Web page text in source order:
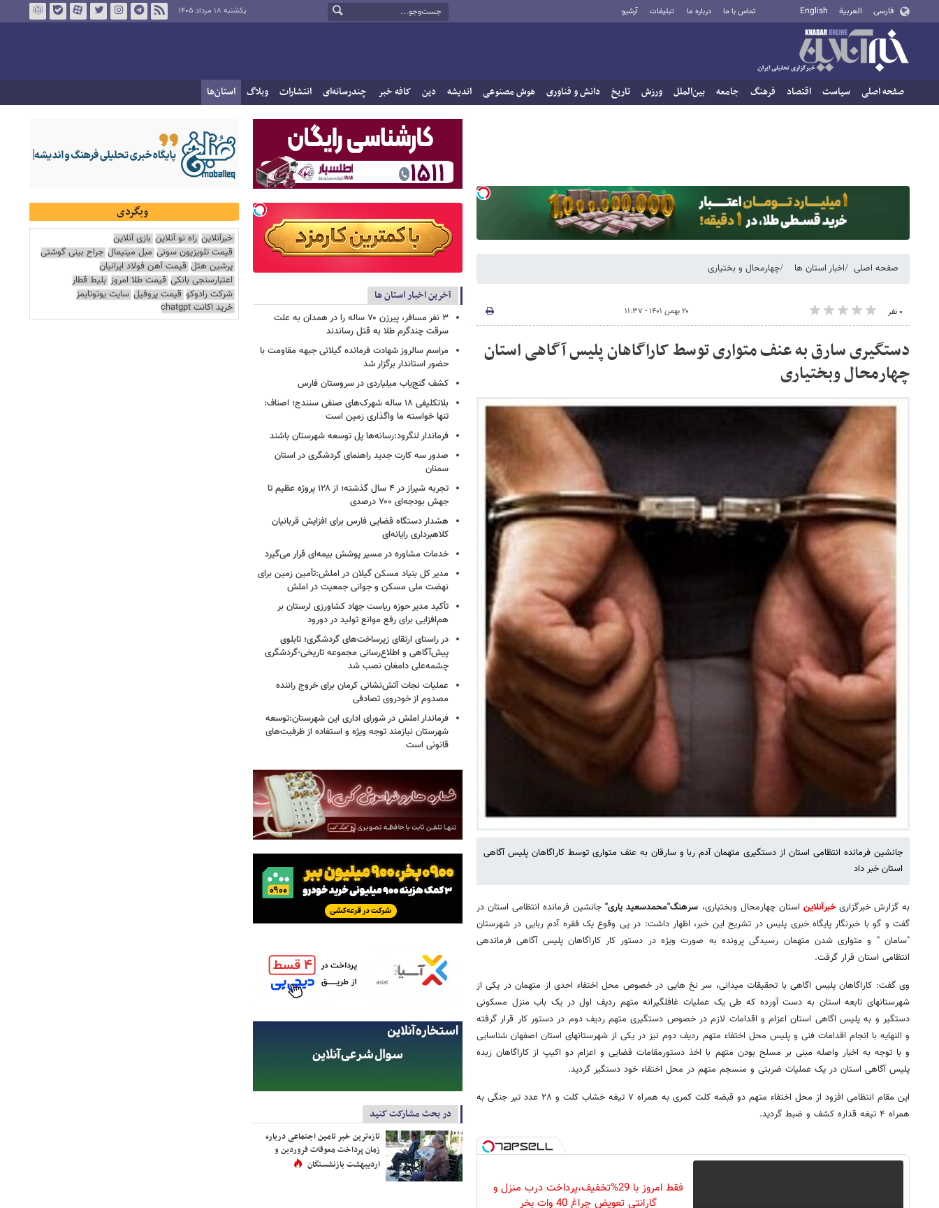
فارسی العربية English تماس با ما درباره ما تبلیغات آرشیو یکشنبه ۱۸ مرداد ۱۴۰۵
صفحه اصلی سیاست اقتصاد فرهنگ جامعه بین‌الملل ورزش تاریخ دانش و فناوری هوش مصنوعی اندیشه دین کافه خبر چندرسانه‌ای انتشارات وبلاگ استان‌ها
صفحه اصلی اخبار استان ها چهارمحال و بختیاری
۰ نفر ۲۰ بهمن ۱۴۰۱ - ۱۱:۳۷
دستگیری سارق به عنف متواری توسط کاراگاهان پلیس آگاهی استان
چهارمحال وبختیاری
جانشین فرمانده انتظامی استان از دستگیری متهمان آدم ربا و سارقان به عنف متواری توسط کاراگاهان پلیس آگاهی
استان خبر داد
به گزارش خبرگزاریخبرآنلاین استان چهارمحال وبختیاری، سرهنگ"محمدسعید یاری"جانشین فرمانده انتظامی استان در
گفت و گو با خبرنگار پایگاه خبری پلیس در تشریح این خبر، اظهار داشت: در پی وقوع یک فقره آدم ربایی در شهرستان
"سامان " و متواری شدن متهمان رسیدگی پرونده به صورت ویژه در دستور کار کاراگاهان پلیس آگاهی فرماندهی
انتظامی استان قرار گرفت.
وی گفت: کاراگاهان پلیس اگاهی با تحقیقات میدانی، سر نخ هایی در خصوص محل اختفاء احدی از متهمان در یکی از
شهرستانهای تابعه استان به دست آورده که طی یک عملیات غافلگیرانه متهم ردیف اول در یک باب منزل مسکونی
دستگیر و به پلیس اگاهی استان اعزام و اقدامات لازم در خصوص دستگیری متهم ردیف دوم در دستور کار قرار گرفته
و النهایه با انجام اقدامات فنی و پلیس محل اختفاء متهم ردیف دوم نیز در یکی از شهرستانهای استان اصفهان شناسایی
و با توجه به اخبار واصله مبنی بر مسلح بودن متهم با اخذ دستورمقامات قضایی و اعزام دو اکیپ از کاراگاهان زبده
پلیس آگاهی استان در یک عملیات ضربتی و منسجم متهم در محل اختفاء خود دستگیر گردید.
این مقام انتظامی افزود از محل اختفاء متهم دو قبضه کلت کمری به همراه ۷ تیغه خشاب کلت و ۲۸ عدد تیر جنگی به
همراه ۴ تیغه قداره کشف و ضبط گردید.
فقط امروز با 29%تخفیف،پرداخت درب منزل و
گارانتی تعویض چراغ 40 وات بخر
آخرین اخبار استان ها
۳ نفر مسافر، پیرزن ۷۰ ساله را در همدان به علت
سرقت چندگرم طلا به قتل رساندند
مراسم سالروز شهادت فرمانده گیلانی جبهه مقاومت با
حضور استاندار برگزار شد
کشف گنج‌یاب میلیاردی در سروستان فارس
بلاتکلیفی ۱۸ ساله شهرک‌های صنفی سنندج؛ اصناف:
تنها خواسته ما واگذاری زمین است
فرماندار لنگرود:رسانه‌ها پل توسعه شهرستان باشند
صدور سه کارت جدید راهنمای گردشگری در استان
سمنان
تجربه شیراز در ۴ سال گذشته؛ از ۱۲۸ پروژه عظیم تا
جهش بودجه‌ای ۷۰۰ درصدی
هشدار دستگاه قضایی فارس برای افزایش قربانیان
کلاهبرداری رایانه‌ای
خدمات مشاوره در مسیر پوشش بیمه‌ای قرار می‌گیرد
مدیر کل بنیاد مسکن گیلان در املش:تأمین زمین برای
نهضت ملی مسکن و جوانی جمعیت در املش
تأکید مدیر حوزه ریاست جهاد کشاورزی لرستان بر
هم‌افزایی برای رفع موانع تولید در دورود
در راستای ارتقای زیرساخت‌های گردشگری؛ تابلوی
پیش‌آگاهی و اطلاع‌رسانی مجموعه تاریخی-گردشگری
چشمه‌علی دامغان نصب شد
عملیات نجات آتش‌نشانی کرمان برای خروج راننده
مصدوم از خودروی تصادفی
فرماندار املش در شورای اداری این شهرستان:توسعه
شهرستان نیازمند توجه ویژه و استفاده از ظرفیت‌های
قانونی است
در بحث مشارکت کنید
تازه‌ترین خبر تامین اجتماعی درباره
زمان پرداخت معوقات فروردین و
اردیبهشت بازنشستگان
وبگردی
خبرآنلاین راه نو آنلاین بازی آنلاین
قیمت تلویزیون سونی مبل مینیمال جراح بینی گوشتی
پرشین هتل قیمت آهن فولاد ایرانیان
اعتبارسنجی بانکی قیمت طلا امروز بلیط قطار
شرکت رادوکو قیمت پروفیل سایت یوتوتایمز
خرید اکانت chatgpt